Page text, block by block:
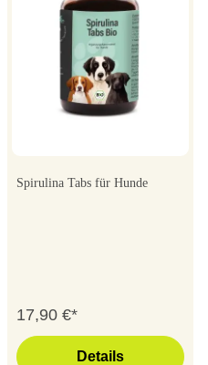
Spirulina Tabs für Hunde
17,90 €*
Details